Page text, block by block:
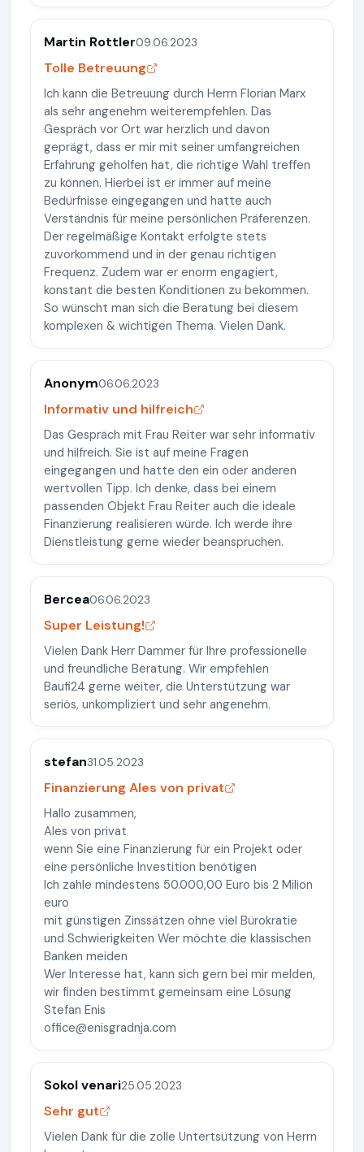
Martin Rottler09.06.2023
Tolle Betreuung
Ich kann die Betreuung durch Herrn Florian Marx
als sehr angenehm weiterempfehlen. Das
Gespräch vor Ort war herzlich und davon
geprägt, dass er mir mit seiner umfangreichen
Erfahrung geholfen hat, die richtige Wahl treffen
zu können. Hierbei ist er immer auf meine
Bedürfnisse eingegangen und hatte auch
Verständnis für meine persönlichen Präferenzen.
Der regelmäßige Kontakt erfolgte stets
zuvorkommend und in der genau richtigen
Frequenz. Zudem war er enorm engagiert,
konstant die besten Konditionen zu bekommen.
So wünscht man sich die Beratung bei diesem
komplexen & wichtigen Thema. Vielen Dank.
Anonym06.06.2023
Informativ und hilfreich
Das Gespräch mit Frau Reiter war sehr informativ
und hilfreich. Sie ist auf meine Fragen
eingegangen und hatte den ein oder anderen
wertvollen Tipp. Ich denke, dass bei einem
passenden Objekt Frau Reiter auch die ideale
Finanzierung realisieren würde. Ich werde ihre
Dienstleistung gerne wieder beanspruchen.
Bercea06.06.2023
Super Leistung!
Vielen Dank Herr Dammer für Ihre professionelle
und freundliche Beratung. Wir empfehlen
Baufi24 gerne weiter, die Unterstützung war
seriös, unkompliziert und sehr angenehm.
stefan31.05.2023
Finanzierung Ales von privat
Hallo zusammen,
Ales von privat
wenn Sie eine Finanzierung für ein Projekt oder
eine persönliche Investition benötigen
Ich zahle mindestens 50.000,00 Euro bis 2 Milion
euro
mit günstigen Zinssätzen ohne viel Bürokratie
und Schwierigkeiten Wer möchte die klassischen
Banken meiden
Wer Interesse hat, kann sich gern bei mir melden,
wir finden bestimmt gemeinsam eine Lösung
Stefan Enis
office@enisgradnja.com
Sokol venari25.05.2023
Sehr gut
Vielen Dank für die zolle Untertsützung von Herrn